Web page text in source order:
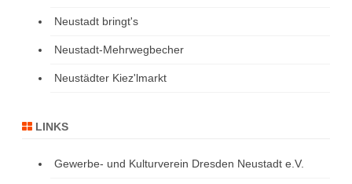
Neustadt bringt's
Neustadt-Mehrwegbecher
Neustädter Kiez'lmarkt
LINKS
Gewerbe- und Kulturverein Dresden Neustadt e.V.